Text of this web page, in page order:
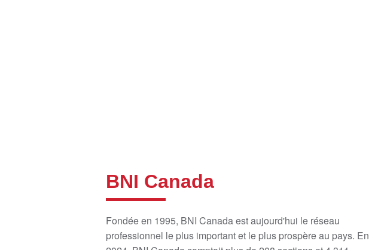
BNI Canada
Fondée en 1995, BNI Canada est aujourd'hui le réseau
professionnel le plus important et le plus prospère au pays. En